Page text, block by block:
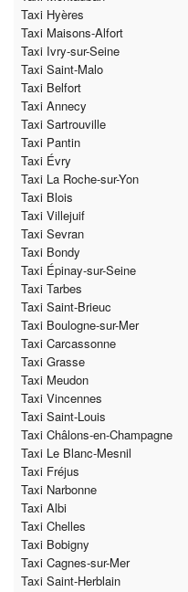
Taxi Hyères
Taxi Maisons-Alfort
Taxi Ivry-sur-Seine
Taxi Saint-Malo
Taxi Belfort
Taxi Annecy
Taxi Sartrouville
Taxi Pantin
Taxi Évry
Taxi La Roche-sur-Yon
Taxi Blois
Taxi Villejuif
Taxi Sevran
Taxi Bondy
Taxi Épinay-sur-Seine
Taxi Tarbes
Taxi Saint-Brieuc
Taxi Boulogne-sur-Mer
Taxi Carcassonne
Taxi Grasse
Taxi Meudon
Taxi Vincennes
Taxi Saint-Louis
Taxi Châlons-en-Champagne
Taxi Le Blanc-Mesnil
Taxi Fréjus
Taxi Narbonne
Taxi Albi
Taxi Chelles
Taxi Bobigny
Taxi Cagnes-sur-Mer
Taxi Saint-Herblain